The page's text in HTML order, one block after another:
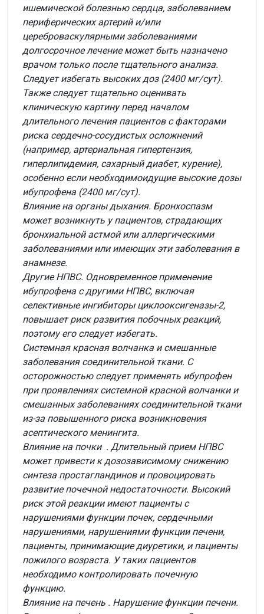
ишемической болезнью сердца, заболеванием
периферических артерий и/или
цереброваскулярными заболеваниями
долгосрочное лечение может быть назначено
врачом только после тщательного анализа.
Следует избегать высоких доз (2400 мг/сут).
Также следует тщательно оценивать
клиническую картину перед началом
длительного лечения пациентов с факторами
риска сердечно-сосудистых осложнений
(например, артериальная гипертензия,
гиперлипидемия, сахарный диабет, курение),
особенно если необходимоидущие высокие дозы
ибупрофена (2400 мг/сут).
Влияние на органы дыхания. Бронхоспазм
может возникнуть у пациентов, страдающих
бронхиальной астмой или аллергическими
заболеваниями или имеющих эти заболевания в
анамнезе.
Другие НПВС. Одновременное применение
ибупрофена с другими НПВС, включая
селективные ингибиторы циклооксигеназы-2,
повышает риск развития побочных реакций,
поэтому его следует избегать.
Системная красная волчанка и смешанные
заболевания соединительной ткани. С
осторожностью следует применять ибупрофен
при проявлениях системной красной волчанки и
смешанных заболеваниях соединительной ткани
из-за повышенного риска возникновения
асептического менингита.
Влияние на почки . Длительный прием НПВС
может привести к дозозависимому снижению
синтеза простагландинов и провоцировать
развитие почечной недостаточности. Высокий
риск этой реакции имеют пациенты с
нарушениями функции почек, сердечными
нарушениями, нарушениями функции печени,
пациенты, принимающие диуретики, и пациенты
пожилого возраста. У таких пациентов
необходимо контролировать почечную
функцию.
Влияние на печень . Нарушение функции печени.